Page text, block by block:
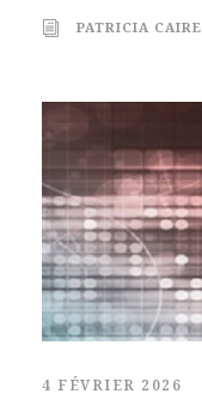
PATRICIA CAIRE
4 FÉVRIER 2026